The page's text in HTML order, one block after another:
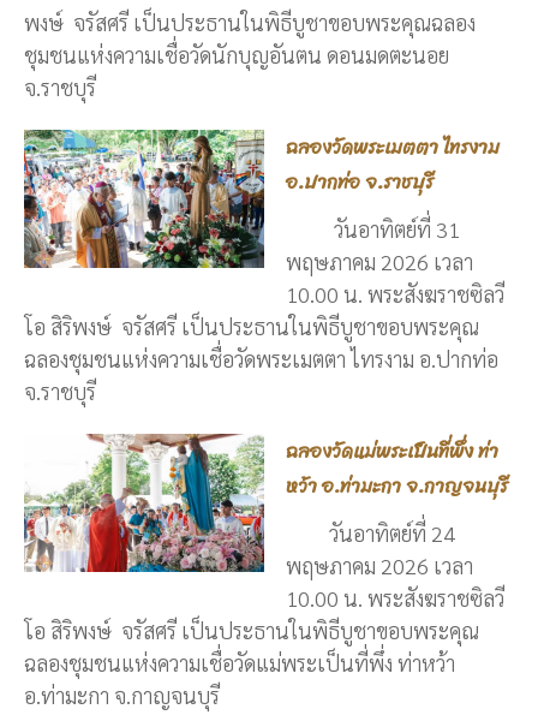
พงษ์ จรัสศรี เป็นประธานในพิธีบูชาขอบพระคุณฉลอง
ชุมชนแห่งความเชื่อวัดนักบุญอันตน ดอนมดตะนอย
จ.ราชบุรี
ฉลองวัดพระเมตตา ไทรงาม
อ.ปากท่อ จ.ราชบุรี
วันอาทิตย์ที่ 31
พฤษภาคม 2026 เวลา
10.00 น. พระสังฆราชซิลวี
โอ สิริพงษ์ จรัสศรี เป็นประธานในพิธีบูชาขอบพระคุณ
ฉลองชุมชนแห่งความเชื่อวัดพระเมตตา ไทรงาม อ.ปากท่อ
จ.ราชบุรี
ฉลองวัดแม่พระเป็นที่พึ่ง ท่า
หว้า อ.ท่ามะกา จ.กาญจนบุรี
วันอาทิตย์ที่ 24
พฤษภาคม 2026 เวลา
10.00 น. พระสังฆราชซิลวี
โอ สิริพงษ์ จรัสศรี เป็นประธานในพิธีบูชาขอบพระคุณ
ฉลองชุมชนแห่งความเชื่อวัดแม่พระเป็นที่พึ่ง ท่าหว้า
อ.ท่ามะกา จ.กาญจนบุรี